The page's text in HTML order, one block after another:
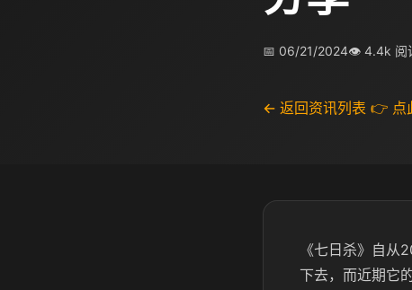
📅 06/21/2024👁 4.4k 阅
← 返回资讯列表 👉 点
《七日杀》自从
下去，而近期它